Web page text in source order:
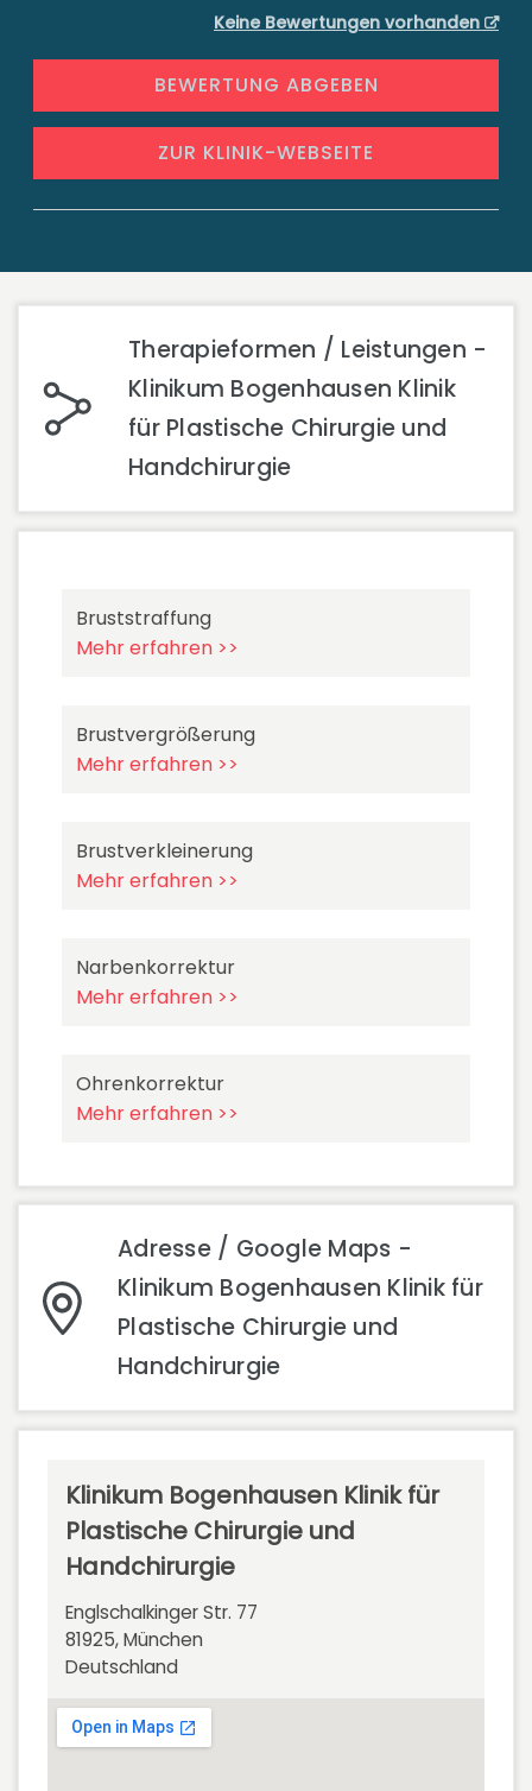
Keine Bewertungen vorhanden
BEWERTUNG ABGEBEN
ZUR KLINIK-WEBSEITE
Therapieformen / Leistungen -
Klinikum Bogenhausen Klinik
für Plastische Chirurgie und
Handchirurgie
Bruststraffung
Mehr erfahren >>
Brustvergrößerung
Mehr erfahren >>
Brustverkleinerung
Mehr erfahren >>
Narbenkorrektur
Mehr erfahren >>
Ohrenkorrektur
Mehr erfahren >>
Adresse / Google Maps -
Klinikum Bogenhausen Klinik für
Plastische Chirurgie und
Handchirurgie
Klinikum Bogenhausen Klinik für
Plastische Chirurgie und
Handchirurgie
Englschalkinger Str. 77
81925, München
Deutschland